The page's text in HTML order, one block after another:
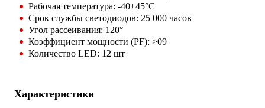
Рабочая температура: -40+45°C
Срок службы светодиодов: 25 000 часов
Угол рассеивания: 120°
Коэффициент мощности (PF): >09
Количество LED: 12 шт
Характеристики